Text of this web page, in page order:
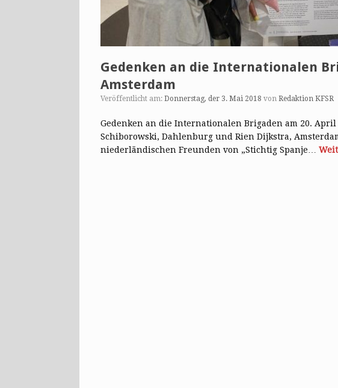
Gedenken an die Internationalen
Amsterdam
Veröffentlicht am: Donnerstag, der 3. Mai 2018 von Redaktion KFSR
Gedenken an die Internationalen Brigaden am 20.
Schiborowski, Dahlenburg und Rien Dijkstra,
niederländischen Freunden von „Stichtig Spanje…